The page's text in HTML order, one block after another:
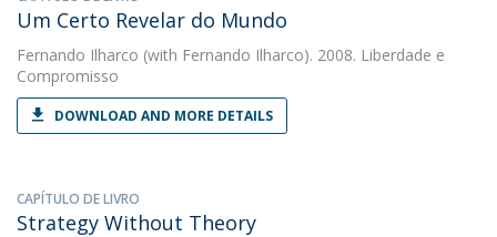
Um Certo Revelar do Mundo
Fernando Ilharco (with Fernando Ilharco). 2008. Liberdade e
Compromisso
DOWNLOAD AND MORE DETAILS
CAPÍTULO DE LIVRO
Strategy Without Theory